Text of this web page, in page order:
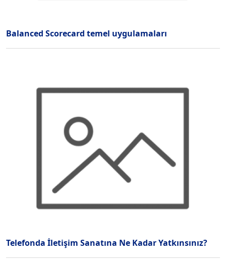
Balanced Scorecard temel uygulamaları
Telefonda İletişim Sanatına Ne Kadar Yatkınsınız?